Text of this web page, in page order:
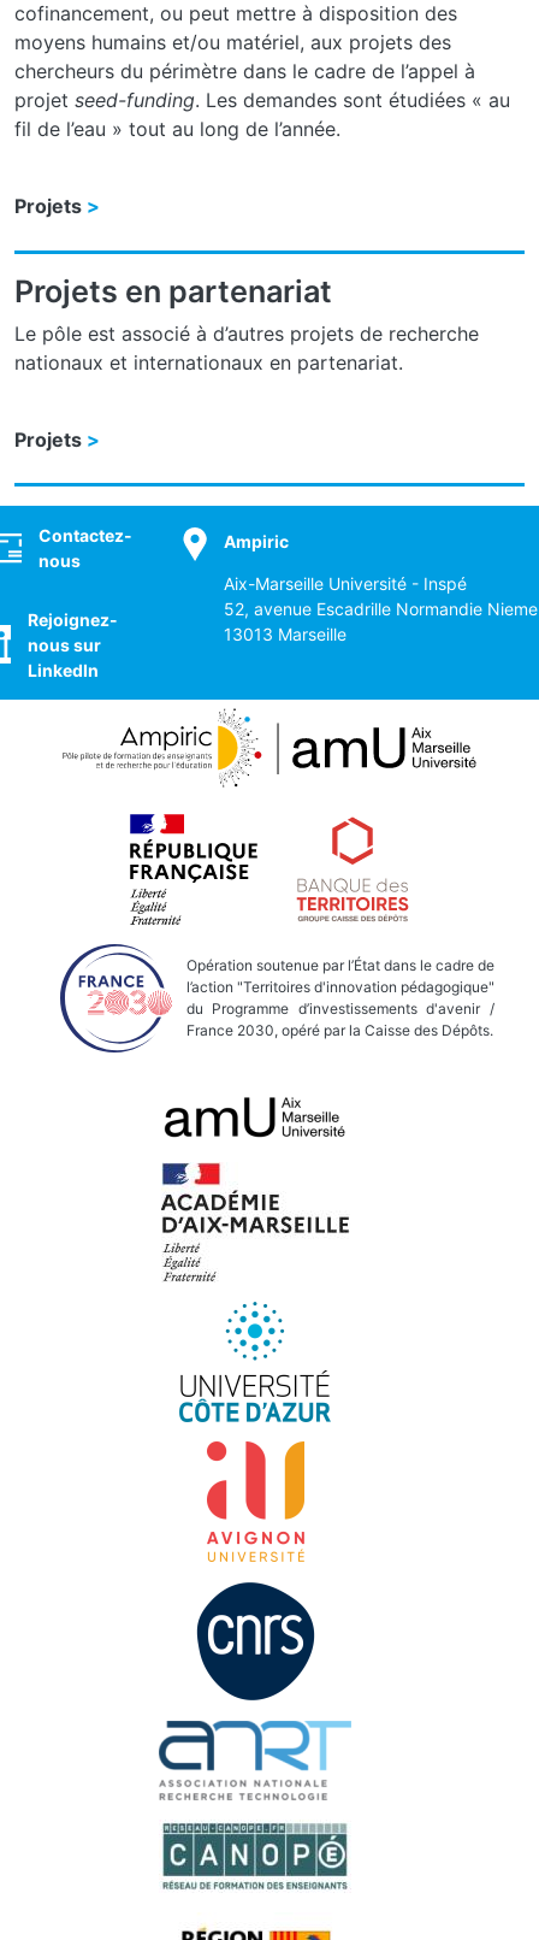
cofinancement, ou peut mettre à disposition des
moyens humains et/ou matériel, aux projets des
chercheurs du périmètre dans le cadre de l’appel à
projet seed-funding. Les demandes sont étudiées « au
fil de l’eau » tout au long de l’année.
Projets
Projets en partenariat
Le pôle est associé à d’autres projets de recherche
nationaux et internationaux en partenariat.
Projets
Contactez-
nous
Rejoignez-
nous sur
LinkedIn
Ampiric
Aix-Marseille Université - Inspé
52, avenue Escadrille Normandie
13013 Marseille
Opération soutenue par l’État dans le cadre de
l’action "Territoires d'innovation pédagogique"
du Programme d’investissements d'avenir /
France 2030, opéré par la Caisse des Dépôts.